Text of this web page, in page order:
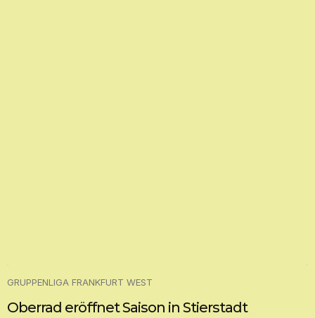
GRUPPENLIGA FRANKFURT WEST
Oberrad eröffnet Saison in Stierstadt